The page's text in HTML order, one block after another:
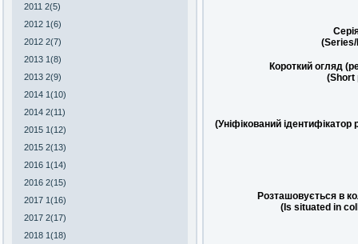
2011 2(5)
2012 1(6)
2012 2(7)
2013 1(8)
2013 2(9)
2014 1(10)
2014 2(11)
2015 1(12)
2015 2(13)
2016 1(14)
2016 2(15)
2017 1(16)
2017 2(17)
2018 1(18)
Короткий огляд
(Short
(Уніфікований ідентифікатор
Розташовується в
(Is situated in